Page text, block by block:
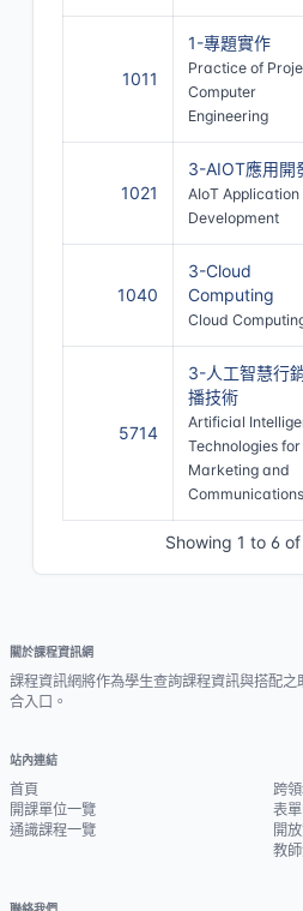
1011
1-專題實作
Practice of
Computer
Engineering
1021
3-AIOT應用開
AIoT Application
Development
1040
3-Cloud
Computing
Cloud
5714
3-人工智慧行
播技術
Artificial
Technologies for
Marketing and
Communications
Showing 1 to 6
關於課程資訊網
課程資訊網將作為學生查詢課程資訊與搭配
合入口。
站內連結
首頁
開課單位一覽
通識課程一覽
跨
表
開
教